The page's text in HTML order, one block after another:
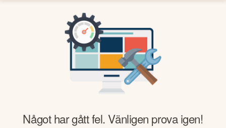
Något har gått fel. Vänligen prova igen!